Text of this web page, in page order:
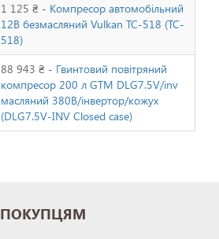
1 125 ₴ - Компресор автомобільний
12В безмасляний Vulkan TC-518 (TC-
518)
88 943 ₴ - Гвинтовий повітряний
компресор 200 л GTM DLG7.5V/inv
масляний 380В/інвертор/кожух
(DLG7.5V-INV Closed case)
ПОКУПЦЯМ